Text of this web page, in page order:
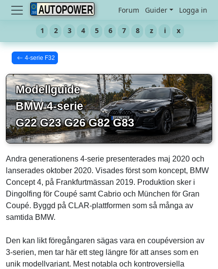
AUTOPOWER Forum Guider Logga in
1 2 3 4 5 6 7 8 z i x
4-serie F32
Modellguide
BMW 4-serie
G22 G23 G26 G82 G83
Andra generationens 4-serie presenterades maj 2020 och
lanserades oktober 2020. Visades först som koncept, BMW
Concept 4, på Frankfurtmässan 2019. Produktion sker i
Dingolfing för Coupé samt Cabrio och München för Gran
Coupé. Byggd på CLAR-plattformen som så många av
samtida BMW.
Den kan likt föregångaren sägas vara en coupéversion av
3-serien, men tar här ett steg längre för att anses som en
unik modellvariant. Mest notabla och kontroversiella